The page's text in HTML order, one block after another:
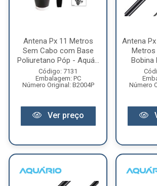
Antena Px 11 Metros
Sem Cabo com Base
Poliuretano Póp - Aquá...
Código: 7131
Embalagem: PC
Número Original: B2004P
Ver preço
Antena
Metros
Bobina
Número